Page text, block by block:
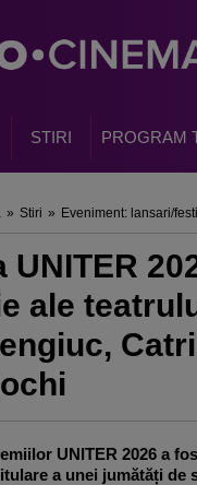
STIRI PROGRAM
» Stiri » Eveniment: lansari/
UNITER
ale
UNITER 2026 a
a unei jumătăți de